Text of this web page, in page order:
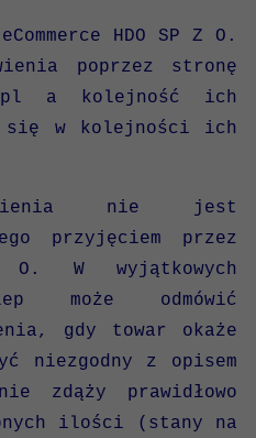
HDO SP Z O.
poprzez stronę
a kolejność ich
się w kolejności ich
nie jest
przyjęciem przez
W wyjątkowych
może odmówić
gdy towar okaże
niezgodny z opisem
zdąży prawidłowo
ilości (stany na